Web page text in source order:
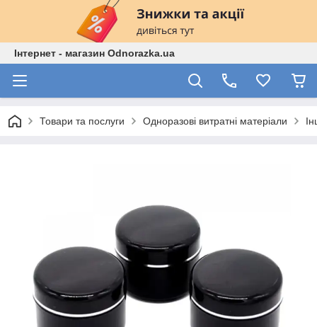
Інтернет - магазин Odnorazka.ua
Товари та послуги Одноразові витратні матеріали